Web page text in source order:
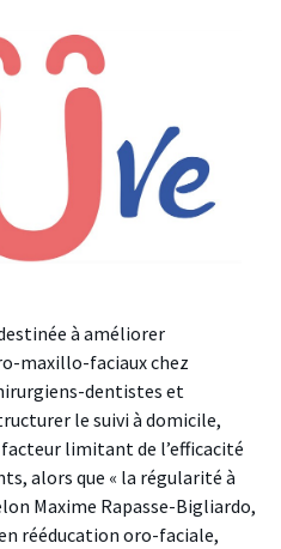
à améliorer
maxillo-faciaux chez
dentistes et
le suivi à domicile,
limitant de l’efficacité
alors que « la régularité à
Maxime Rapasse-Bigliardo,
rééducation oro-faciale,